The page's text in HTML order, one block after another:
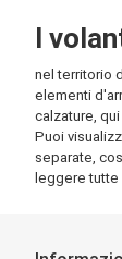
I
nel territorio
elementi
calzature,
Puoi
separate,
leggere